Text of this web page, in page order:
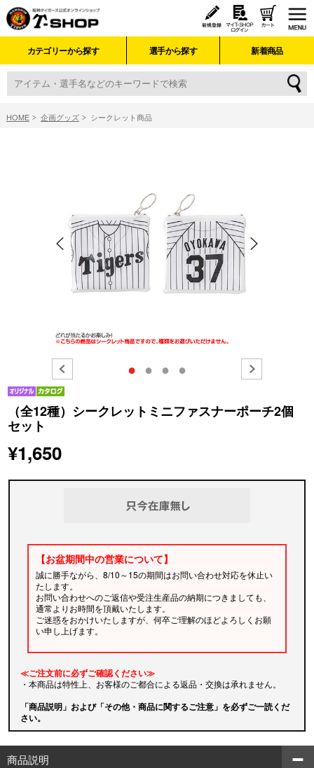
カテゴリーから探す 選手から探す 新着商品
HOME 企画グッズ シークレット商品
● ● ● ●
（全12種）シークレットミニファスナーポーチ2個
セット
¥1,650
【お盆期間中の営業について】
誠に勝手ながら、8/10～15の期間はお問い合わせ対応を休止い
たします。
お問い合わせへのご返信や受注生産品の納期につきましても、
通常よりお時間を頂戴いたします。
ご迷惑をおかけいたしますが、何卒ご理解のほどよろしくお願
い申し上げます。
≪ご注文前に必ずご確認ください≫
・本商品は特性上、お客様のご都合による返品・交換は承れません。
「商品説明」および「その他・商品に関するご注意」を必ずご一読くだ
さい。
商品説明